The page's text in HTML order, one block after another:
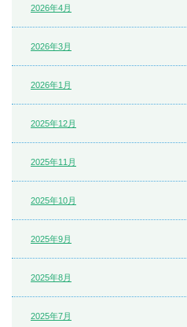
2026年4月
2026年3月
2026年1月
2025年12月
2025年11月
2025年10月
2025年9月
2025年8月
2025年7月